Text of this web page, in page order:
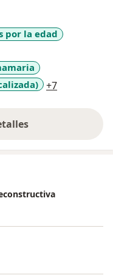
por la edad
+7
la experiencia